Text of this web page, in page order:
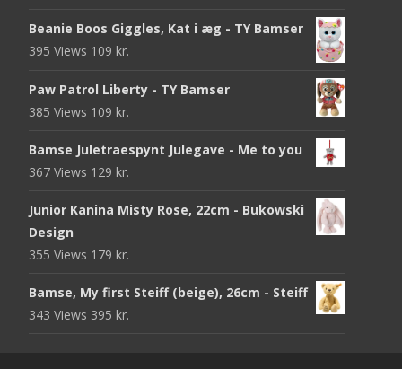
Beanie Boos Giggles, Kat i æg - TY Bamser
395 Views 109 kr.
Paw Patrol Liberty - TY Bamser
385 Views 109 kr.
Bamse Juletraespynt Julegave - Me to you
367 Views 129 kr.
Junior Kanina Misty Rose, 22cm - Bukowski
Design
355 Views 179 kr.
Bamse, My first Steiff (beige), 26cm - Steiff
343 Views 395 kr.